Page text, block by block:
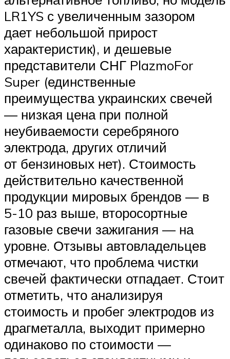
LR1YS с увеличенным зазором
дает небольшой прирост
характеристик), и дешевые
представители СНГ PlazmoFor
Super (единственные
преимущества украинских свечей
— низкая цена при полной
неубиваемости серебряного
электрода, других отличий
от бензиновых нет). Стоимость
действительно качественной
продукции мировых брендов — в
5-10 раз выше, второсортные
газовые свечи зажигания — на
уровне. Отзывы автовладельцев
отмечают, что проблема чистки
свечей фактически отпадает. Стоит
отметить, что анализируя
стоимость и пробег электродов из
драгметалла, выходит примерно
одинаково по стоимости —